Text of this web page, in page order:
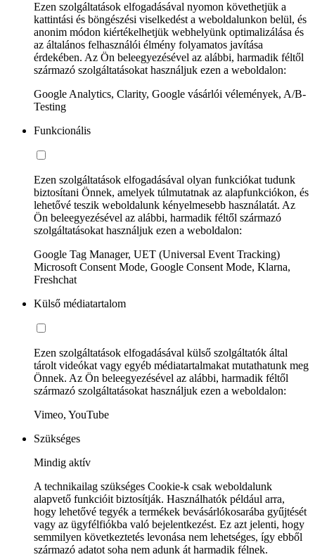
Ezen szolgáltatások elfogadásával nyomon követhetjük a
kattintási és böngészési viselkedést a weboldalunkon belül, és
anonim módon kiértékelhetjük webhelyünk optimalizálása és
az általános felhasználói élmény folyamatos javítása
érdekében. Az Ön beleegyezésével az alábbi, harmadik féltől
származó szolgáltatásokat használjuk ezen a weboldalon:
Google Analytics, Clarity, Google vásárlói vélemények, A/B-
Testing
Funkcionális
Ezen szolgáltatások elfogadásával olyan funkciókat tudunk
biztosítani Önnek, amelyek túlmutatnak az alapfunkciókon, és
lehetővé teszik weboldalunk kényelmesebb használatát. Az
Ön beleegyezésével az alábbi, harmadik féltől származó
szolgáltatásokat használjuk ezen a weboldalon:
Google Tag Manager, UET (Universal Event Tracking)
Microsoft Consent Mode, Google Consent Mode, Klarna,
Freshchat
Külső médiatartalom
Ezen szolgáltatások elfogadásával külső szolgáltatók által
tárolt videókat vagy egyéb médiatartalmakat mutathatunk meg
Önnek. Az Ön beleegyezésével az alábbi, harmadik féltől
származó szolgáltatásokat használjuk ezen a weboldalon:
Vimeo, YouTube
Szükséges
Mindig aktív
A technikailag szükséges Cookie-k csak weboldalunk
alapvető funkcióit biztosítják. Használhatók például arra,
hogy lehetővé tegyék a termékek bevásárlókosarába gyűjtését
vagy az ügyfélfiókba való bejelentkezést. Ez azt jelenti, hogy
semmilyen következtetés levonása nem lehetséges, így ebből
származó adatot soha nem adunk át harmadik félnek.